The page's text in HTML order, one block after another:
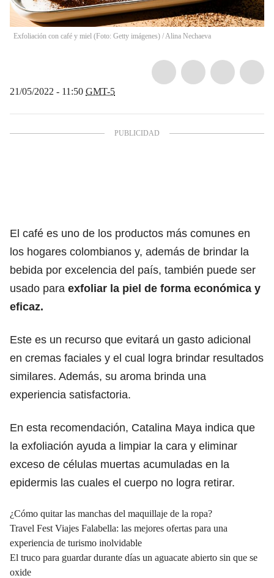
Exfoliación con café y miel (Foto: Getty imágenes) /Alina Nechaeva
21/05/2022 - 11:50 GMT-5
El café es uno de los productos más comunes en
los hogares colombianos y, además de brindar la
bebida por excelencia del país, también puede ser
usado para exfoliar la piel de forma económica y
eficaz.
Este es un recurso que evitará un gasto adicional
en cremas faciales y el cual logra brindar resultados
similares. Además, su aroma brinda una
experiencia satisfactoria.
En esta recomendación, Catalina Maya indica que
la exfoliación ayuda a limpiar la cara y eliminar
exceso de células muertas acumuladas en la
epidermis las cuales el cuerpo no logra retirar.
¿Cómo quitar las manchas del maquillaje de la ropa?
Travel Fest Viajes Falabella: las mejores ofertas para una
experiencia de turismo inolvidable
El truco para guardar durante días un aguacate abierto sin que se
oxide